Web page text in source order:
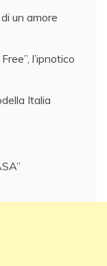
un amore
l’ipnotico
Italia